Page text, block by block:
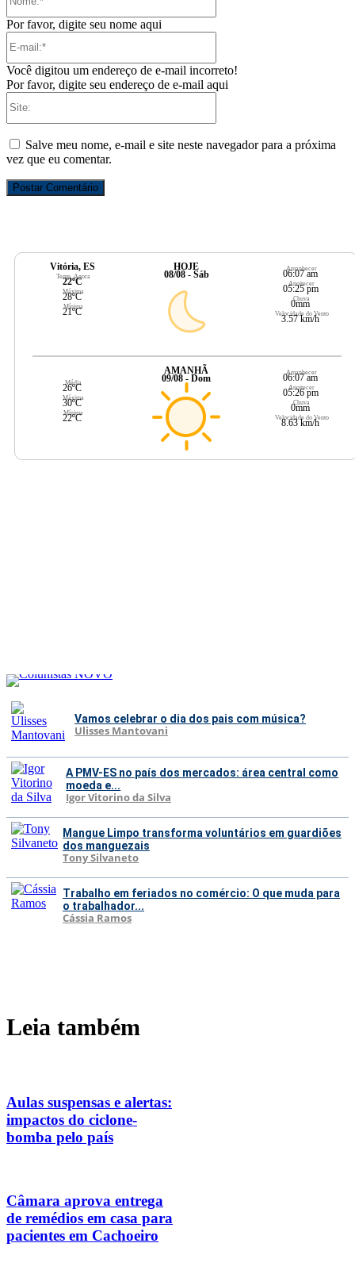
Por favor, digite seu nome aqui
Você digitou um endereço de e-mail incorreto!
Por favor, digite seu endereço de e-mail aqui
Salve meu nome, e-mail e site neste navegador para a próxima
vez que eu comentar.
Vitória, ES
Temp. Agora
22ºC
Máxima
28ºC
Mínima
21ºC
HOJE
08/08 - Sáb
Amanhecer
06:07 am
Anoitecer
05:25 pm
Chuva
0mm
Velocidade do Vento
3.57 km/h
Média
26ºC
Máxima
30ºC
Mínima
22ºC
AMANHÃ
09/08 - Dom
Amanhecer
06:07 am
Anoitecer
05:26 pm
Chuva
0mm
Velocidade do Vento
8.63 km/h
Vamos celebrar o dia dos pais com música?
Ulisses Mantovani
A PMV-ES no país dos mercados: área central como
moeda e...
Igor Vitorino da Silva
Mangue Limpo transforma voluntários em guardiões
dos manguezais
Tony Silvaneto
Trabalho em feriados no comércio: O que muda para
o trabalhador...
Cássia Ramos
Leia também
Aulas suspensas e alertas:
impactos do ciclone-
bomba pelo país
Câmara aprova entrega
de remédios em casa para
pacientes em Cachoeiro